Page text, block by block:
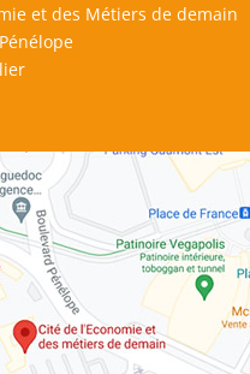
et des Métiers de demain